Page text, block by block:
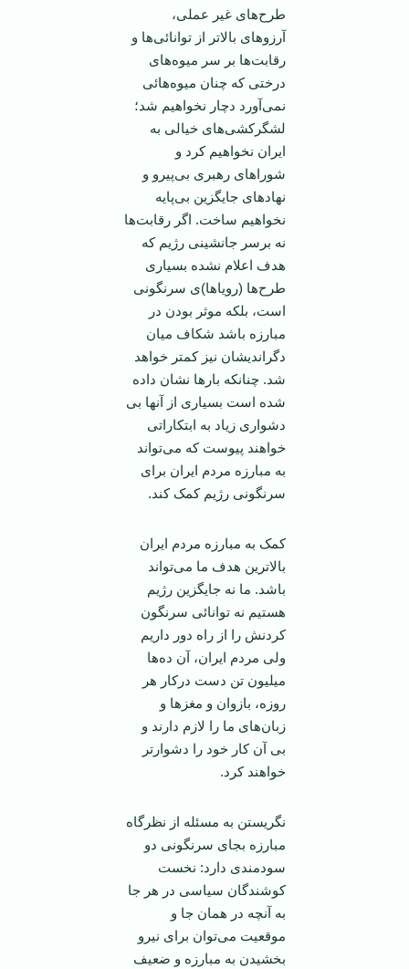
طرح‌های غير عملی،
آرزوهای بالا‌تر از توانا‌ئی‌ها و
رقابت‌ها بر سر ميوه‌های
درختی که چنان ميوه‌هائی
نمی‌آورد دچار نخواهيم شد؛
لشگرکشی‌های خيالی به
ايران نخواهيم کرد و
شوراهای رهبری بی‌پيرو و
نهادهای جايگزين بی‌پايه
نخواهيم ساخت. اگر رقابت‌ها
نه برسر جانشينی رژيم که
هدف اعلام نشده بسياری
طرح‌ها (رويا‌ها)ی سرنگونی
است، بلکه موثر بودن در
مبارزه باشد شکاف ميان
دگرانديشان نيز کمتر خواهد
شد. چنانکه بارها نشان داده
شده است بسياری از آنها بی
دشواری زياد به ابتکاراتی
خواهند پيوست که می‌تواند
به مبارزه مردم ايران برای
سرنگونی رژيم کمک کند.
کمک به مبارزه مردم ايران
بالا‌ترين هدف ما می‌تواند
باشد. ما نه جايگزين رژيم
هستيم نه توانائی سرنگون
کردنش را از راه دور داريم
ولی مردم ايران، آن ده‌ها
ميليون تن دست درکار هر
روزه، بازوان و مغزها و
زبان‌های ما را لازم دارند و
بی آن کار خود را دشوار‌تر
خواهند کرد.
نگريستن به مسئله از نظرگاه
مبارزه بجای سرنگونی دو
سودمندی دارد: نخست
کوشندگان سياسی در هر جا
به آنچه در همان جا و
موقعيت می‌توان برای نيرو
بخشيدن به مبارزه و ضعيف